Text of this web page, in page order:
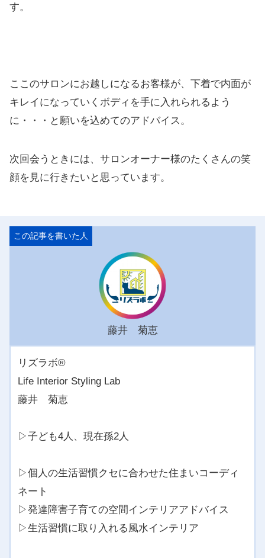
す。
ここのサロンにお越しになるお客様が、下着で内面が
キレイになっていくボディを手に入れられるよう
に・・・と願いを込めてのアドバイス。
次回会うときには、サロンオーナー様のたくさんの笑
顔を見に行きたいと思っています。
藤井 菊恵
リズラボ®️
Life Interior Styling Lab
藤井 菊恵
▷子ども4人、現在孫2人
▷個人の生活習慣クセに合わせた住まいコーディ
ネート
▷発達障害子育ての空間インテリアアドバイス
▷生活習慣に取り入れる風水インテリア